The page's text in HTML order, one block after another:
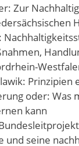
Zur
oder: Was
kann
und seine